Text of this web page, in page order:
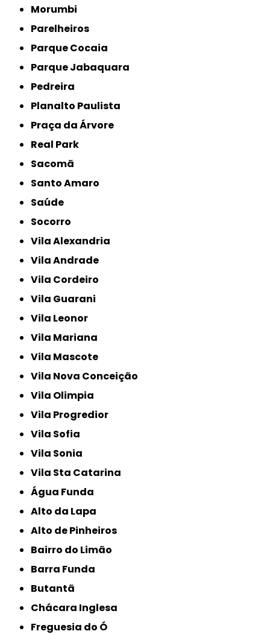
Morumbi
Parelheiros
Parque Cocaia
Parque Jabaquara
Pedreira
Planalto Paulista
Praça da Árvore
Real Park
Sacomã
Santo Amaro
Saúde
Socorro
Vila Alexandria
Vila Andrade
Vila Cordeiro
Vila Guarani
Vila Leonor
Vila Mariana
Vila Mascote
Vila Nova Conceição
Vila Olimpia
Vila Progredior
Vila Sofia
Vila Sonia
Vila Sta Catarina
Água Funda
Alto da Lapa
Alto de Pinheiros
Bairro do Limão
Barra Funda
Butantã
Chácara Inglesa
Freguesia do Ó